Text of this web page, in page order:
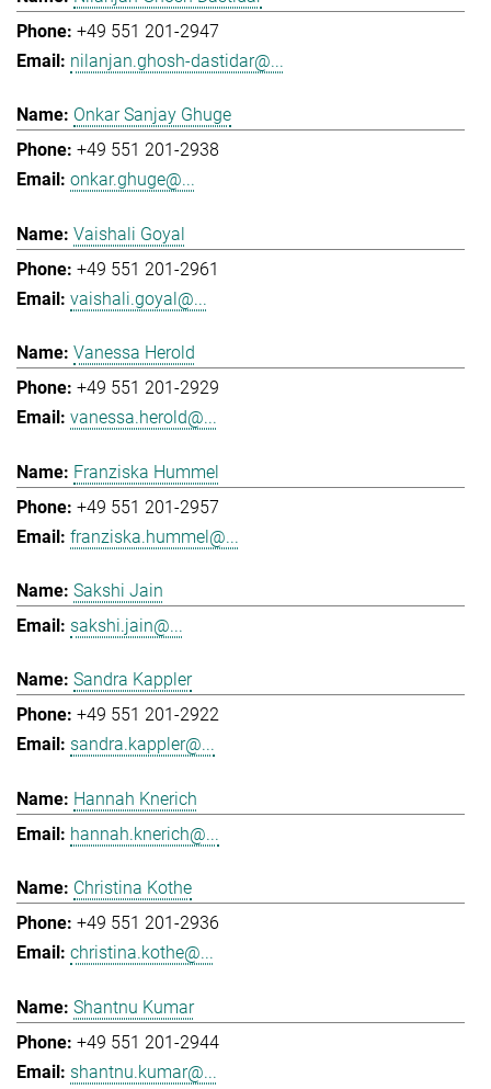
+49 551 201-2947
nilanjan.ghosh-dastidar@...
Onkar Sanjay Ghuge
+49 551 201-2938
onkar.ghuge@...
Vaishali Goyal
+49 551 201-2961
vaishali.goyal@...
Vanessa Herold
+49 551 201-2929
vanessa.herold@...
Franziska Hummel
+49 551 201-2957
franziska.hummel@...
Sakshi Jain
sakshi.jain@...
Sandra Kappler
+49 551 201-2922
sandra.kappler@...
Hannah Knerich
hannah.knerich@...
Christina Kothe
+49 551 201-2936
christina.kothe@...
Shantnu Kumar
+49 551 201-2944
shantnu.kumar@...